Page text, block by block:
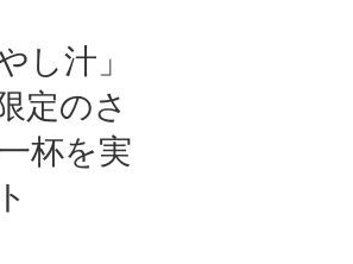
し汁」
定のさ
杯を実